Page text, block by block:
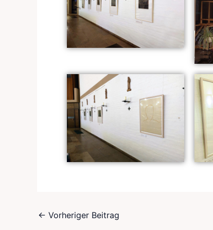
← Vorheriger Beitrag